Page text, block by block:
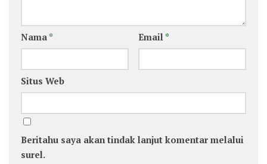
Nama * Email *
Situs Web
Beritahu saya akan tindak lanjut komentar melalui
surel.